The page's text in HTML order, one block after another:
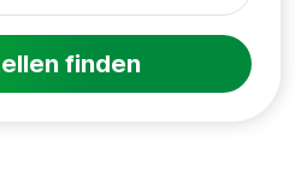
finden